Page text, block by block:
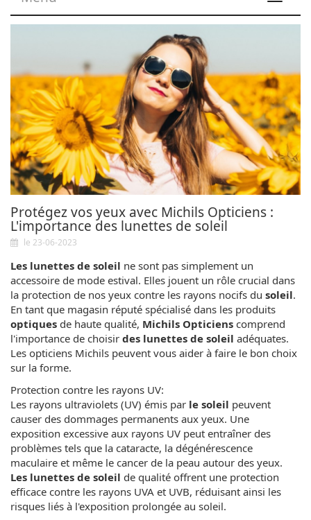
Protégez vos yeux avec Michils Opticiens :
L'importance des lunettes de soleil
le 23-06-2023
Les lunettes de soleil ne sont pas simplement un
accessoire de mode estival. Elles jouent un rôle crucial dans
la protection de nos yeux contre les rayons nocifs du soleil.
En tant que magasin réputé spécialisé dans les produits
optiques de haute qualité, Michils Opticiens comprend
l'importance de choisir des lunettes de soleil adéquates.
Les opticiens Michils peuvent vous aider à faire le bon choix
sur la forme.
Protection contre les rayons UV:
Les rayons ultraviolets (UV) émis par le soleil peuvent
causer des dommages permanents aux yeux. Une
exposition excessive aux rayons UV peut entraîner des
problèmes tels que la cataracte, la dégénérescence
maculaire et même le cancer de la peau autour des yeux.
Les lunettes de soleil de qualité offrent une protection
efficace contre les rayons UVA et UVB, réduisant ainsi les
risques liés à l'exposition prolongée au soleil.